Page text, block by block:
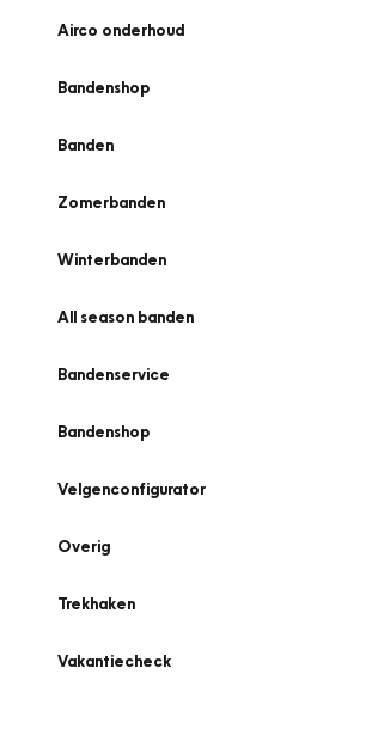
Airco onderhoud
Bandenshop
Banden
Zomerbanden
Winterbanden
All season banden
Bandenservice
Bandenshop
Velgenconfigurator
Overig
Trekhaken
Vakantiecheck